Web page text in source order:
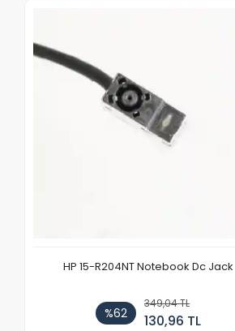
HP 15-R204NT Notebook Dc Jack
%62
349,04 TL
130,96 TL